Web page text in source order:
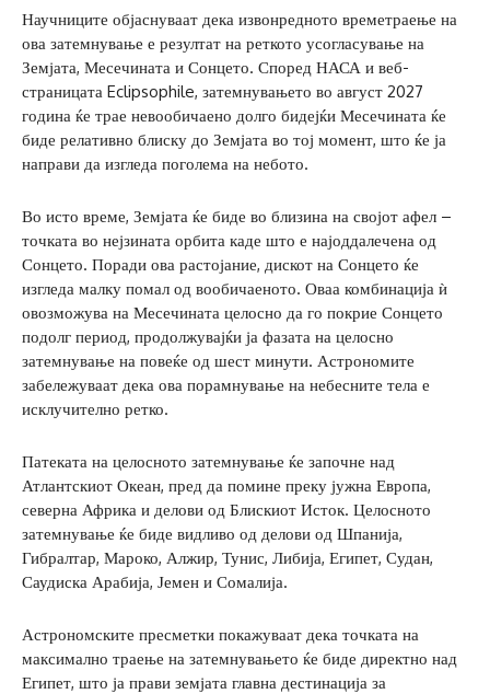
Научниците објаснуваат дека извонредното времетраење на
ова затемнување е резултат на реткото усогласување на
Земјата, Месечината и Сонцето. Според НАСА и веб-
страницата Eclipsophile, затемнувањето во август 2027
година ќе трае невообичаено долго бидејќи Месечината ќе
биде релативно блиску до Земјата во тој момент, што ќе ја
направи да изгледа поголема на небото.
Во исто време, Земјата ќе биде во близина на својот афел –
точката во нејзината орбита каде што е најоддалечена од
Сонцето. Поради ова растојание, дискот на Сонцето ќе
изгледа малку помал од вообичаеното. Оваа комбинација ѝ
овозможува на Месечината целосно да го покрие Сонцето
подолг период, продолжувајќи ја фазата на целосно
затемнување на повеќе од шест минути. Астрономите
забележуваат дека ова порамнување на небесните тела е
исклучително ретко.
Патеката на целосното затемнување ќе започне над
Атлантскиот Океан, пред да помине преку јужна Европа,
северна Африка и делови од Блискиот Исток. Целосното
затемнување ќе биде видливо од делови од Шпанија,
Гибралтар, Мароко, Алжир, Тунис, Либија, Египет, Судан,
Саудиска Арабија, Јемен и Сомалија.
Астрономските пресметки покажуваат дека точката на
максимално траење на затемнувањето ќе биде директно над
Египет, што ја прави земјата главна дестинација за